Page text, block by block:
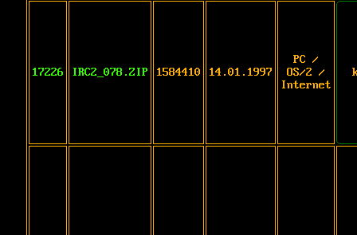
17226 IRC2_078.ZIP 1584410 14.01.1997
PC /
OS/2 /
Internet